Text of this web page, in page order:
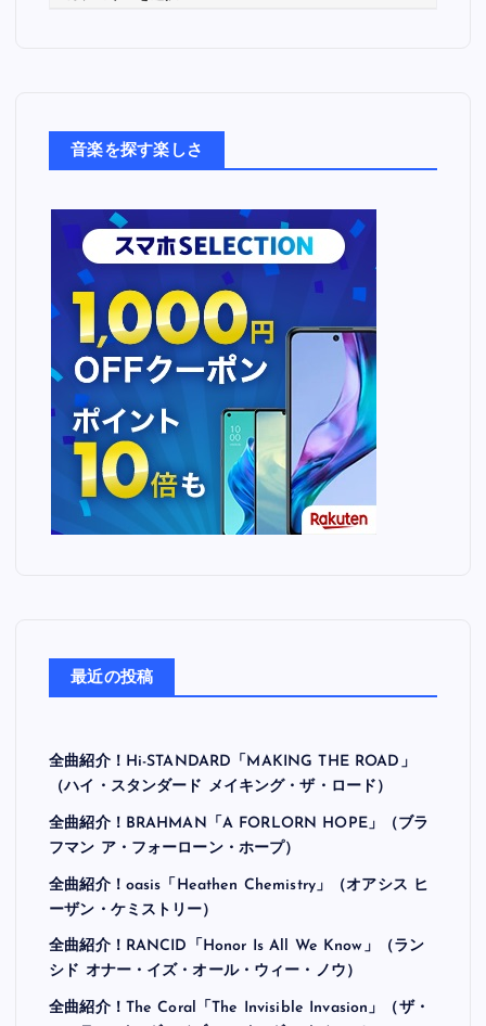
音楽を探す楽しさ
最近の投稿
全曲紹介！Hi-STANDARD「MAKING THE ROAD」
（ハイ・スタンダード メイキング・ザ・ロード）
全曲紹介！BRAHMAN「A FORLORN HOPE」（ブラ
フマン ア・フォーローン・ホープ）
全曲紹介！oasis「Heathen Chemistry」（オアシス ヒ
ーザン・ケミストリー）
全曲紹介！RANCID「Honor Is All We Know」（ラン
シド オナー・イズ・オール・ウィー・ノウ）
全曲紹介！The Coral「The Invisible Invasion」（ザ・